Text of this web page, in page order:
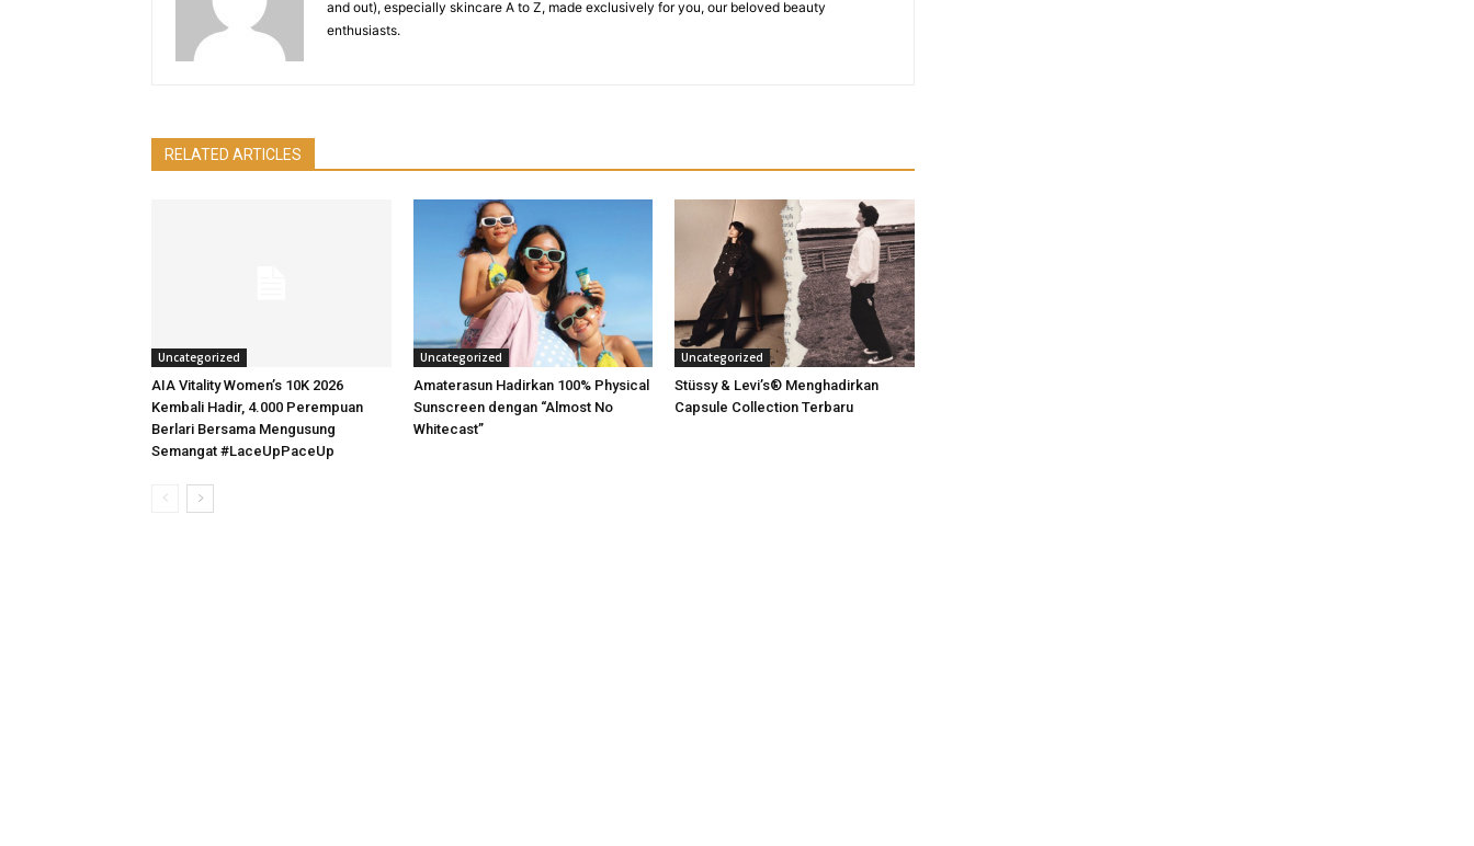
and out), especially skincare A to Z, made exclusively for you, our beloved beauty
enthusiasts.
RELATED ARTICLES
Uncategorized
AIA Vitality Women’s 10K 2026
Kembali Hadir, 4.000 Perempuan
Berlari Bersama Mengusung
Semangat #LaceUpPaceUp
Uncategorized
Amaterasun Hadirkan 100% Physical
Sunscreen dengan “Almost No
Whitecast”
Uncategorized
Stüssy & Levi’s® Menghadirkan
Capsule Collection Terbaru